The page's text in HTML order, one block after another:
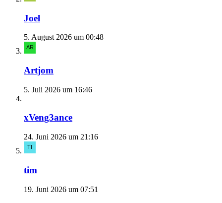
Joel
5. August 2026 um 00:48
Artjom
5. Juli 2026 um 16:46
xVeng3ance
24. Juni 2026 um 21:16
tim
19. Juni 2026 um 07:51